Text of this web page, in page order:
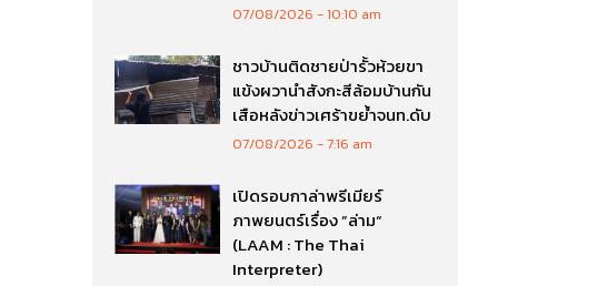
07/08/2026 10:10 am
ชาวบ้านติดชายป่ารั้วห้วยขา
แข้งผวานำสังกะสีล้อมบ้านกัน
เสือหลังข่าวเศร้าขย้ำจนท.ดับ
07/08/2026 7:16 am
เปิดรอบกาล่าพรีเมียร์
ภาพยนตร์เรื่อง ”ล่าม“
(LAAM : The Thai
Interpreter)